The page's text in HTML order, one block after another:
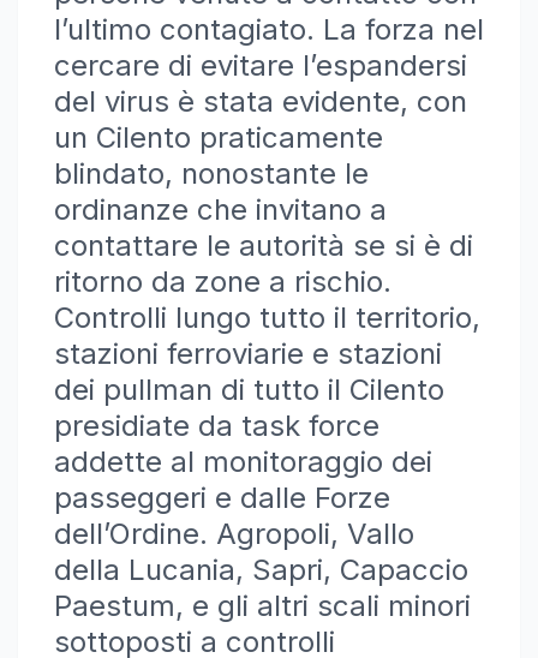
l’ultimo contagiato. La forza nel
cercare di evitare l’espandersi
del virus è stata evidente, con
un Cilento praticamente
blindato, nonostante le
ordinanze che invitano a
contattare le autorità se si è di
ritorno da zone a rischio.
Controlli lungo tutto il territorio,
stazioni ferroviarie e stazioni
dei pullman di tutto il Cilento
presidiate da task force
addette al monitoraggio dei
passeggeri e dalle Forze
dell’Ordine. Agropoli, Vallo
della Lucania, Sapri, Capaccio
Paestum, e gli altri scali minori
sottoposti a controlli